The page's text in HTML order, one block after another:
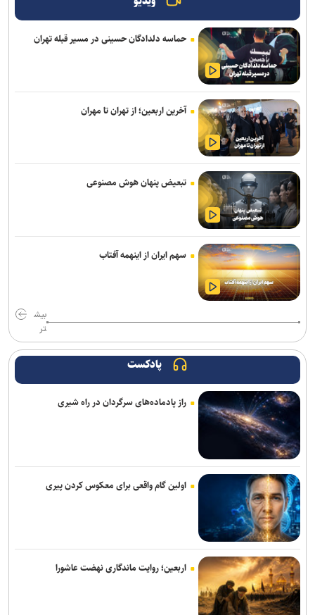
وزیر صمت: خبرنگاران دیده‌بان اقتصادی و روایتگر حقیقت در جنگ
رسانه‌ای هستند
شد
رکوردشکنی در اولین روز هفته؛ شاخص بورس در ابتدای معاملات بیش از
۱۲۴ هزار واحد افزایش یافت
نقش راهبردی رسانه‌ها در تثبیت امنیت غذایی/ خبرنگاران، حلقه‌ی پیوند
دانش، تولید و اعتماد در سفره مردم هستند
گذار به حکمرانی داده‌مبنا و توسعه فناوری
۱۲ میلیون هکتار از زمین‌های کشاورزی سند ندارند / اجرای قانون الزام به
ثبت رسمی معاملات غیرمنقول در ۱۴۳ شهرستان
صنعتی غیرمجاز فاقد حمایت قانونی هستند
تأکید معاون مهندسی سازمان بنادر بر تسریع در تکمیل پروژه‌های عمرانی
بندر امیرآباد
گردوخاک در نقاط مختلف کشور
تردد روان در محور‌های شمالی کشور/ محور بندرعباس–لار مسدود است
میلیارد مترمکعب بدهی آبی داریم
وزیر راه و شهرسازی: رسانه‌ها در صیانت از حقیقت و انسجام ملی نقشی
بی‌بدیل دارند
فروش دور جدید بلیت های زیارتی از ۱۷ مرداد / بلیت برگشت را از مبدأ
سفر تهیه کنید
مدنی‌زاده: رسانه‌های مسئول، سرمایه‌ای ارزشمند برای حکمرانی اقتصادی
کارآمد هستند
حماسه دلدادگان حسینی در مسیر قبله تهران
آخرین اربعین؛ از تهران تا مهران
تبعیض پنهان هوش مصنوعی
سهم ایران از اینهمه آفتاب
بیش
تر
پادکست
راز پادماده‌های سرگردان در راه شیری
اولین گام واقعی برای معکوس کردن پیری
اربعین؛ روایت ماندگاری نهضت عاشورا